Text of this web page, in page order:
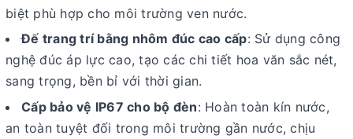
biệt phù hợp cho môi trường ven nước.
Đế trang trí bằng nhôm đúc cao cấp: Sử dụng công
nghệ đúc áp lực cao, tạo các chi tiết hoa văn sắc nét,
sang trọng, bền bỉ với thời gian.
Cấp bảo vệ IP67 cho bộ đèn: Hoàn toàn kín nước,
an toàn tuyệt đối trong môi trường gần nước, chịu